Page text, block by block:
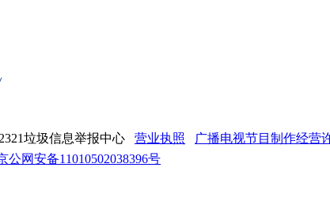
垃圾信息举报中心 营业执照
广播电视节目制作经营
公网安备11010502038396号